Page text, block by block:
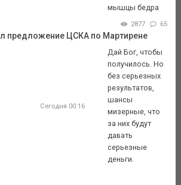
мышцы бедра
2877 65
предложение ЦСКА по Мартирене
Сегодня 00:16
Дай Бог, чтобы
получилось. Но
без серьезных
результатов,
шансы
мизерные, что
за них будут
давать
серьезные
деньги.